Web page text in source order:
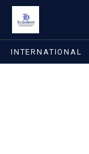
INTERNATIONAL